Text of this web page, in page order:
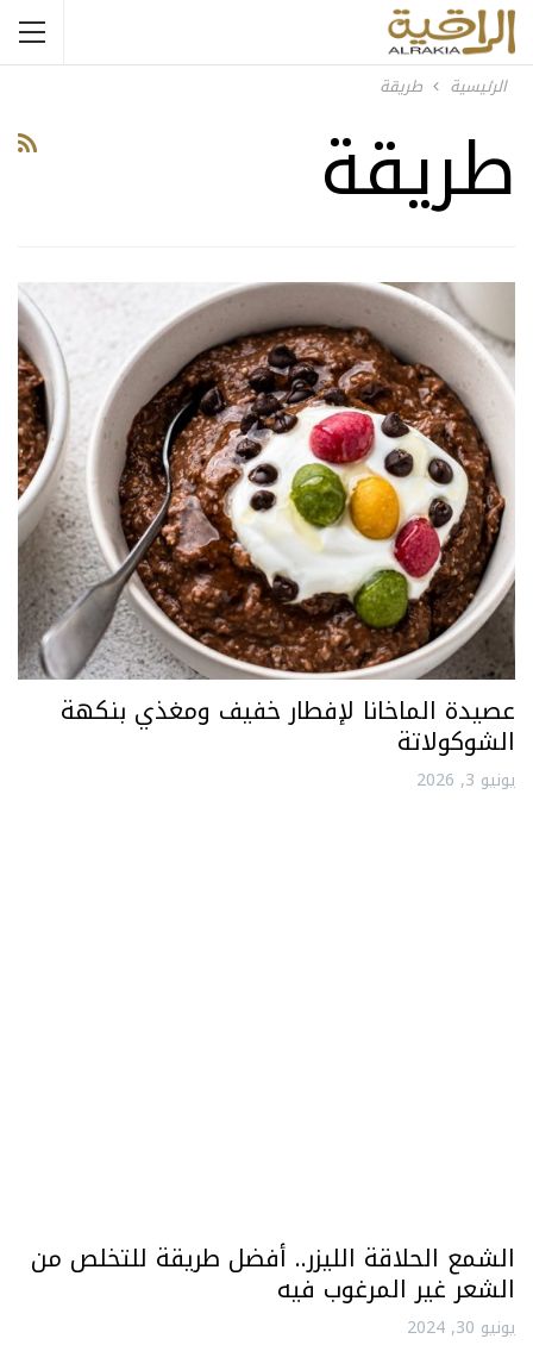
الرئيسية طريقة
طريقة
عصيدة الماخانا لإفطار خفيف ومغذي بنكهة
الشوكولاتة
يونيو 3, 2026
الشمع الحلاقة الليزر.. أفضل طريقة للتخلص من
الشعر غير المرغوب فيه
يونيو 30, 2024